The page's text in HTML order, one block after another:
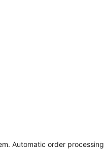
Automatic order processing